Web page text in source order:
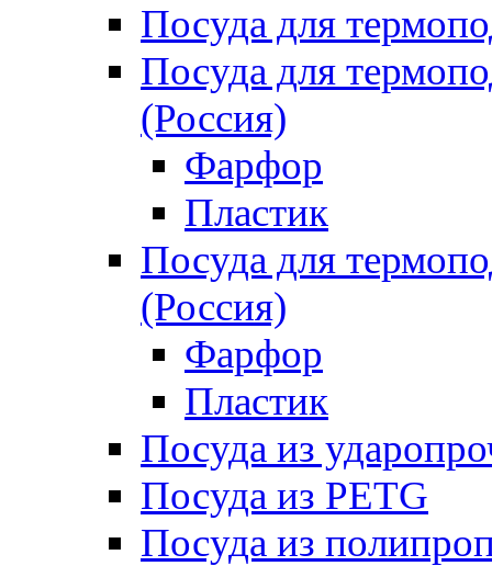
Посуда для
Посуда для
(Россия)
Фарфор
Пластик
Посуда для
(Россия)
Фарфор
Пластик
Посуда из
Посуда из PETG
Посуда из